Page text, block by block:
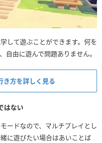
して遊ぶことができます。何を
自由に遊んで問題ありません。
方を詳しく見る
はない
ードなので、マルチプレイとし
に遊びたい場合はあいことば